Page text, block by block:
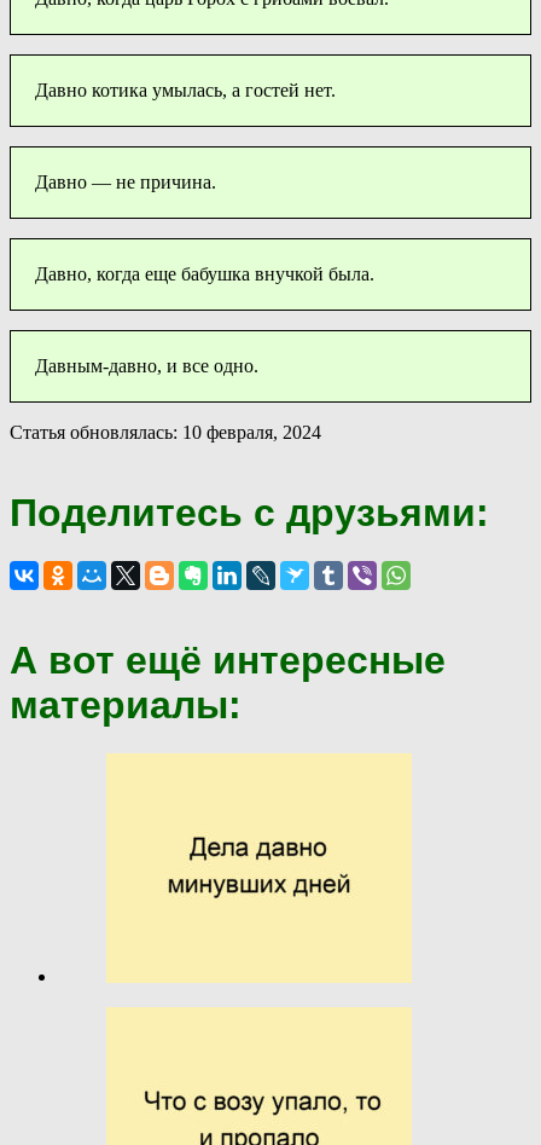
Давно котика умылась, а гостей нет.
Давно — не причина.
Давно, когда еще бабушка внучкой была.
Давным-давно, и все одно.
Статья обновлялась: 10 февраля, 2024
Поделитесь с друзьями:
А вот ещё интересные
материалы: